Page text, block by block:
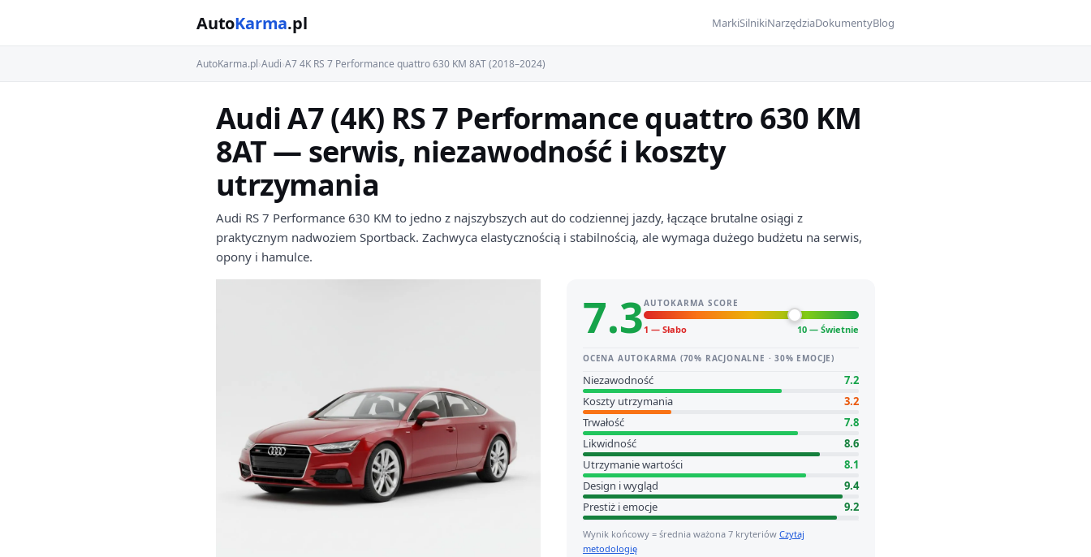
AutoKarma.pl MarkiSilnikiNarzędziaDokumentyBlog
AutoKarma.pl›Audi›A7 4K RS 7 Performance quattro 630 KM 8AT (2018–2024)
Audi A7 (4K) RS 7 Performance quattro 630 KM
8AT — serwis, niezawodność i koszty
utrzymania
Audi RS 7 Performance 630 KM to jedno z najszybszych aut do codziennej jazdy, łączące brutalne osiągi z
praktycznym nadwoziem Sportback. Zachwyca elastycznością i stabilnością, ale wymaga dużego budżetu na serwis,
opony i hamulce.
7.3AUTOKARMA SCORE
1 — Słabo 10 — Świetnie
OCENA AUTOKARMA (70% RACJONALNE · 30% EMOCJE)
Niezawodność
7.2
Koszty utrzymania
3.2
Trwałość
7.8
Likwidność
8.6
Utrzymanie wartości
8.1
Design i wygląd
9.4
Prestiż i emocje
9.2
Wynik końcowy = średnia ważona 7 kryteriów Czytaj
metodologię